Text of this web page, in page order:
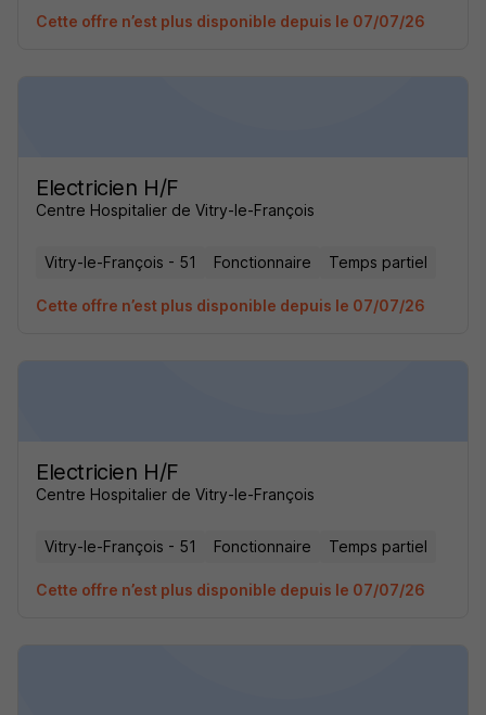
Cette offre n’est plus disponible depuis le 07/07/26
Electricien H/F
Centre Hospitalier de Vitry-le-François
Vitry-le-François - 51 Fonctionnaire Temps partiel
Cette offre n’est plus disponible depuis le 07/07/26
Electricien H/F
Centre Hospitalier de Vitry-le-François
Vitry-le-François - 51 Fonctionnaire Temps partiel
Cette offre n’est plus disponible depuis le 07/07/26